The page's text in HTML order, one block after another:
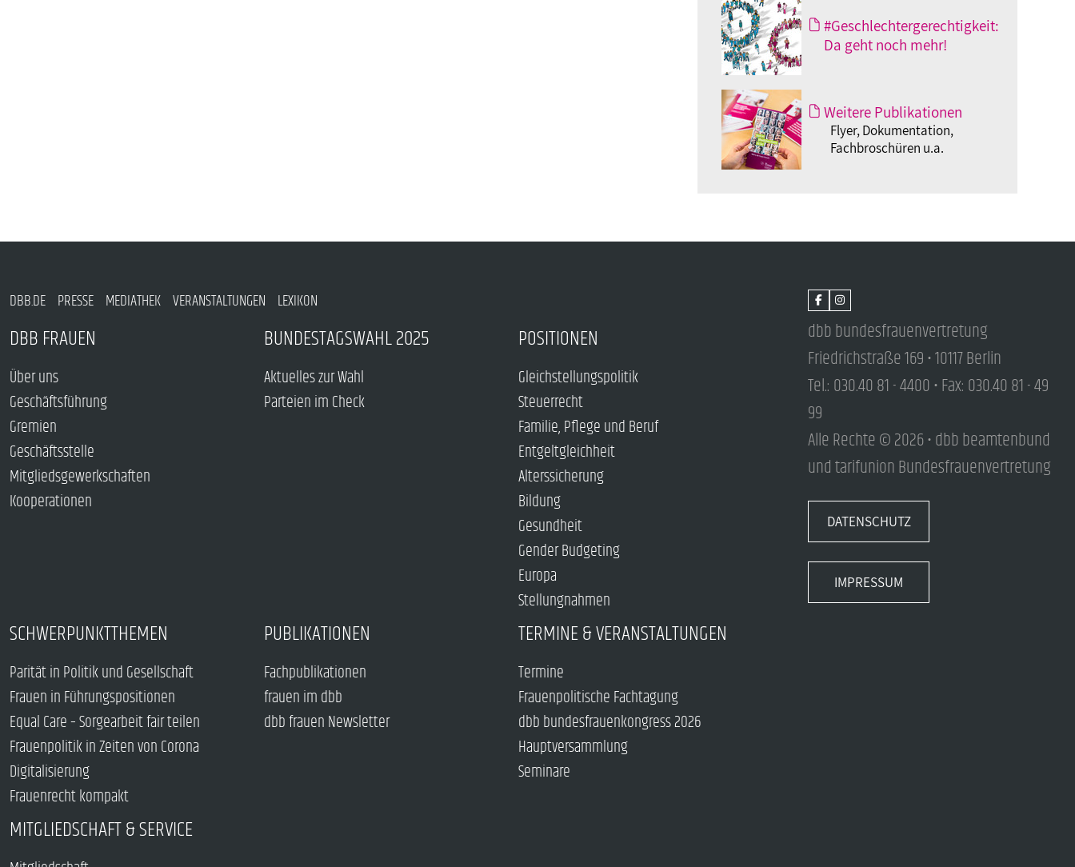
#Geschlechtergerechtigkeit:
Da geht noch mehr!
Weitere Publikationen
Flyer, Dokumentation,
Fachbroschüren u.a.
DBB.DE PRESSE MEDIATHEK VERANSTALTUNGEN LEXIKON
DBB FRAUEN
Über uns
Geschäftsführung
Gremien
Geschäftsstelle
Mitgliedsgewerkschaften
Kooperationen
BUNDESTAGSWAHL 2025
Aktuelles zur Wahl
Parteien im Check
POSITIONEN
Gleichstellungspolitik
Steuerrecht
Familie, Pflege und Beruf
Entgeltgleichheit
Alterssicherung
Bildung
Gesundheit
Gender Budgeting
Europa
Stellungnahmen
SCHWERPUNKTTHEMEN
Parität in Politik und Gesellschaft
Frauen in Führungspositionen
Equal Care – Sorgearbeit fair teilen
Frauenpolitik in Zeiten von Corona
Digitalisierung
Frauenrecht kompakt
PUBLIKATIONEN
Fachpublikationen
frauen im dbb
dbb frauen Newsletter
TERMINE & VERANSTALTUNGEN
Termine
Frauenpolitische Fachtagung
dbb bundesfrauenkongress 2026
Hauptversammlung
Seminare
MITGLIEDSCHAFT & SERVICE
dbb bundesfrauenvertretung
Friedrichstraße 169 • 10117 Berlin
Tel.: 030.40 81 - 4400 • Fax: 030.40 81 - 49
99
Alle Rechte © 2026 • dbb beamtenbund
und tarifunion Bundesfrauenvertretung
DATENSCHUTZ
IMPRESSUM